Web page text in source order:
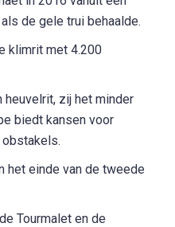
de gele trui behaalde.
klimrit met 4.200
zij het minder
biedt kansen voor
het einde van de tweede
Tourmalet en de